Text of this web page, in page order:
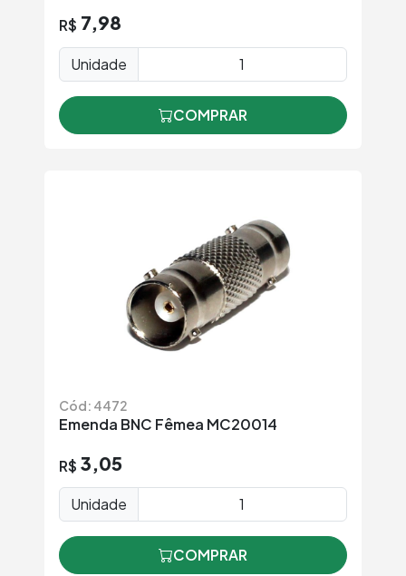
R$ 7,98
Unidade
COMPRAR
Cód: 4472
Emenda BNC Fêmea MC20014
R$ 3,05
Unidade
COMPRAR